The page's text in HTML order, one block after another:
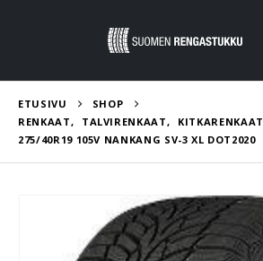
ETUSIVU
SHOP
RENKAAT, TALVIRENKAAT,
KITKARENKAAT
275/40R19 105V NANKANG SV-3 XL DOT2020